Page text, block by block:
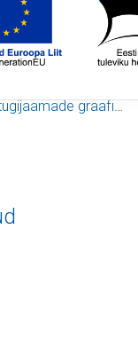
graafikud